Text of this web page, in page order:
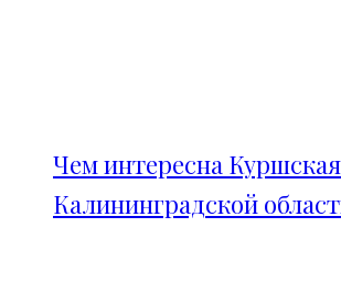
Чем интересна
Калининградской